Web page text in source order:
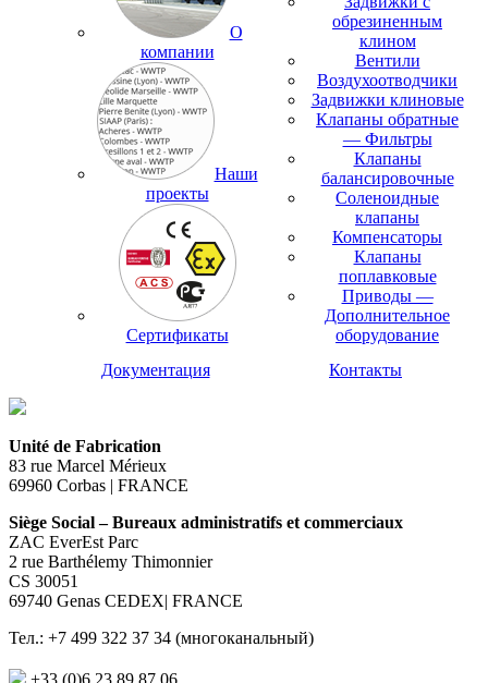
О
компании
Наши
проекты
Сертификаты
обрезиненным
клином
Вентили
Воздухоотводчики
Задвижки клиновые
Клапаны обратные
— Фильтры
Клапаны
балансировочные
Соленоидные
клапаны
Компенсаторы
Клапаны
поплавковые
Приводы —
Дополнительное
оборудование
Документация
Контакты
Unité de Fabrication
83 rue Marcel Mérieux
69960 Corbas | FRANCE
Siège Social – Bureaux administratifs et commerciaux
ZAC EverEst Parc
2 rue Barthélemy Thimonnier
CS 30051
69740 Genas CEDEX| FRANCE
Тел.: +7 499 322 37 34 (многоканальный)
+33 (0)6 23 89 87 06